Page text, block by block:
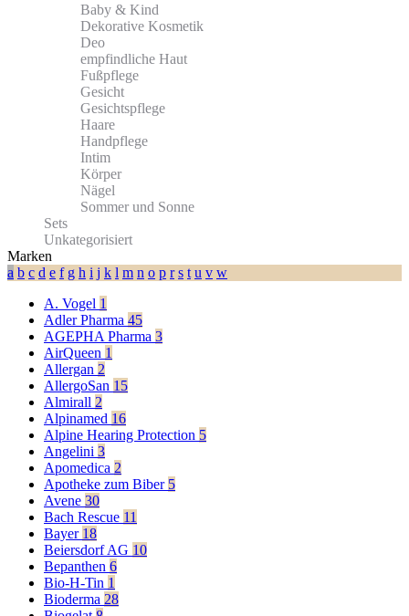
Baby & Kind
Dekorative Kosmetik
Deo
empfindliche Haut
Fußpflege
Gesicht
Gesichtspflege
Haare
Handpflege
Intim
Körper
Nägel
Sommer und Sonne
Sets
Unkategorisiert
Marken
a b c d e f g h i j k l m n o p r s t u v w
A. Vogel 1
Adler Pharma 45
AGEPHA Pharma 3
AirQueen 1
Allergan 2
AllergoSan 15
Almirall 2
Alpinamed 16
Alpine Hearing Protection 5
Angelini 3
Apomedica 2
Apotheke zum Biber 5
Avene 30
Bach Rescue 11
Bayer 18
Beiersdorf AG 10
Bepanthen 6
Bio-H-Tin 1
Bioderma 28